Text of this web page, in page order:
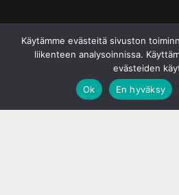
Käytämme evästeitä sivuston
liikenteen analysoinnissa.
evästeiden
Ok
En hyväksy